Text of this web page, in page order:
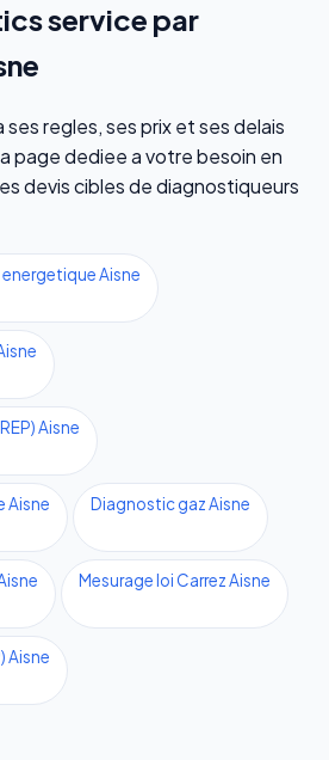
service par
regles, ses prix et ses delais
page dediee a votre besoin en
devis cibles de diagnostiqueurs
Aisne
Aisne
Aisne Diagnostic gaz Aisne
Mesurage loi Carrez Aisne
Aisne